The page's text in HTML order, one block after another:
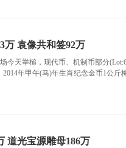
万 袁像共和签92万
今天举槌，现代币、机制币部分
年甲午(马)年生肖纪念金币1公斤
道光宝源雕母186万